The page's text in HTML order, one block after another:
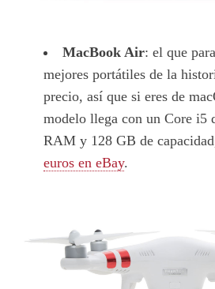
MacBook Air: el que
mejores portátiles de la
precio, así que si eres de
modelo llega con un Core i5
RAM y 128 GB de
euros en eBay.